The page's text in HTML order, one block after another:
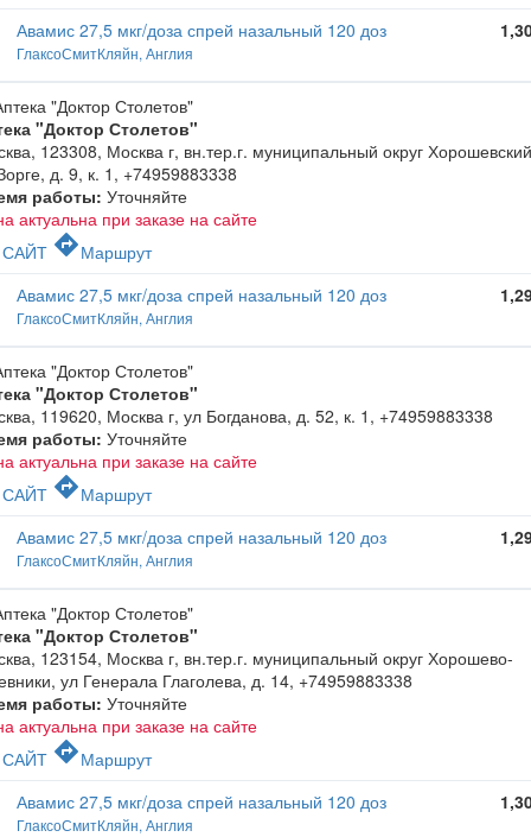
Авамис 27,5 мкг/доза спрей назальный 120 доз
ГлаксоСмитКляйн, Англия
"Доктор Столетов"
123308, Москва г, вн.тер.г. муниципальный округ
д. 9, к. 1 , +74959883338
работы: Уточняйте
актуальна при заказе на сайте
САЙТ directionsМаршрут
Авамис 27,5 мкг/доза спрей назальный 120 доз
ГлаксоСмитКляйн, Англия
"Доктор Столетов"
119620, Москва г, ул Богданова, д. 52, к. 1 , +74959883338
работы: Уточняйте
актуальна при заказе на сайте
САЙТ directionsМаршрут
Авамис 27,5 мкг/доза спрей назальный 120 доз
ГлаксоСмитКляйн, Англия
"Доктор Столетов"
123154, Москва г, вн.тер.г. муниципальный округ Хорошево-
ул Генерала Глаголева, д. 14, +74959883338
работы: Уточняйте
актуальна при заказе на сайте
САЙТ directionsМаршрут
Авамис 27,5 мкг/доза спрей назальный 120 доз
ГлаксоСмитКляйн, Англия